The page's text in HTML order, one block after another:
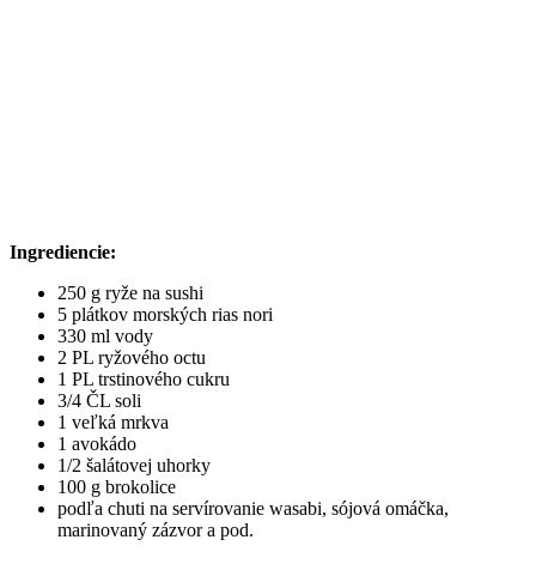
Ingrediencie:
250 g ryže na sushi
5 plátkov morských rias nori
330 ml vody
2 PL ryžového octu
1 PL trstinového cukru
3/4 ČL soli
1 veľká mrkva
1 avokádo
1/2 šalátovej uhorky
100 g brokolice
podľa chuti na servírovanie wasabi, sójová omáčka,
marinovaný zázvor a pod.